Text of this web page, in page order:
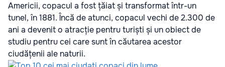
Americii, copacul a fost țăiat și transformat într-un
tunel, în 1881. Încă de atunci, copacul vechi de 2.300 de
ani a devenit o atracție pentru turiști și un obiect de
studiu pentru cei care sunt în căutarea acestor
ciudățenii ale naturii.